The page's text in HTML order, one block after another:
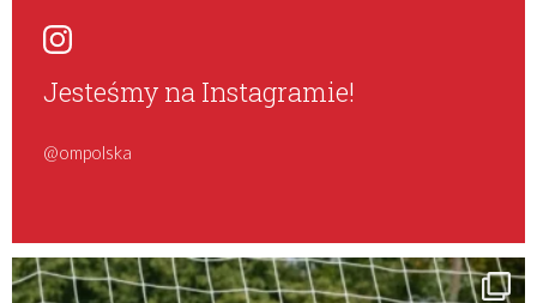
Jesteśmy na Instagramie!
@ompolska